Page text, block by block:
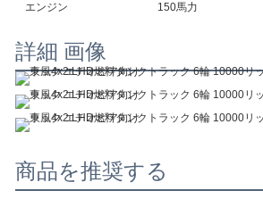
エンジン 150馬力
詳細 画像
商品を推奨する